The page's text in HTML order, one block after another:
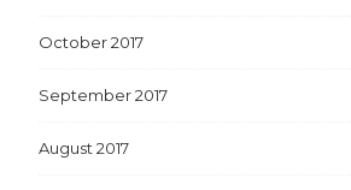
October 2017
September 2017
August 2017